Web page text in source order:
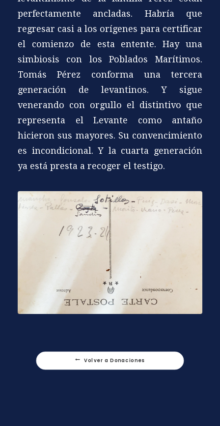
perfectamente ancladas. Habría que
regresar casi a los orígenes para certificar
el comienzo de esta entente. Hay una
simbiosis con los Poblados Marítimos.
Tomás Pérez conforma una tercera
generación de levantinos. Y sigue
venerando con orgullo el distintivo que
representa el Levante como antaño
hicieron sus mayores. Su convencimiento
es incondicional. Y la cuarta generación
ya está presta a recoger el testigo.
Volver a Donaciones